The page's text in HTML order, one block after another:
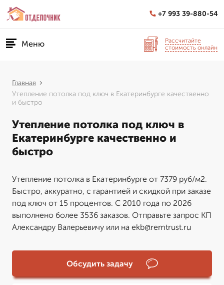
+7 993 39-880-54
Меню
Рассчитайте
стоимость онлайн
Главная
Утепление потолка под ключ в Екатеринбурге качественно
и быстро
Утепление потолка под ключ в
Екатеринбурге качественно и
быстро
Утепление потолка в Екатеринбурге от 7379 руб/м2.
Быстро, аккуратно, с гарантией и скидкой при заказе
под ключ от 15 процентов. С 2010 года по 2026
выполнено более 3536 заказов. Отправьте запрос КП
Александру Валерьевичу или на ekb@remtrust.ru
Обсудить задачу